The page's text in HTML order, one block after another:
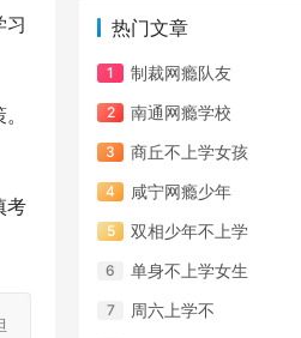
习
考
热门文章
制裁网瘾队友
南通网瘾学校
商丘不上学女孩
咸宁网瘾少年
双相少年不上学
单身不上学女生
周六上学不